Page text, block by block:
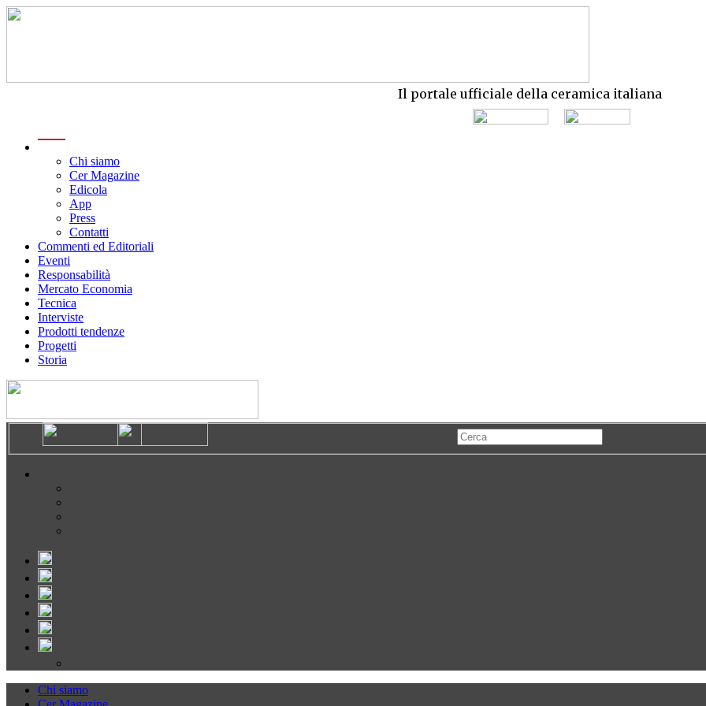
Il portale ufficiale della ceramica italiana
Chi siamo
Cer Magazine
Edicola
App
Press
Contatti
Commenti ed Editoriali
Eventi
Responsabilità
Mercato Economia
Tecnica
Interviste
Prodotti tendenze
Progetti
Storia
Chi siamo